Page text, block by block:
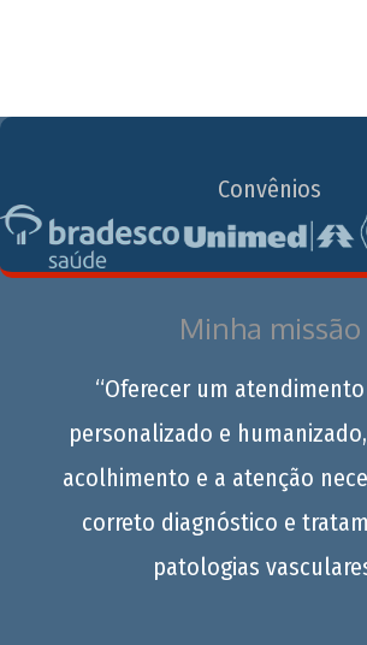
Convênios
Minha missão
“Oferecer um
personalizado e
acolhimento e a atenção
correto diagnóstico e
patologias